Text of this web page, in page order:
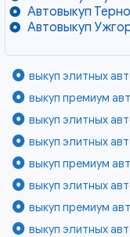
Автовыкуп
Автовыкуп
выкуп элитных
выкуп премиум
выкуп элитных
выкуп элитных
выкуп премиум
выкуп элитных
выкуп премиум
выкуп элитных